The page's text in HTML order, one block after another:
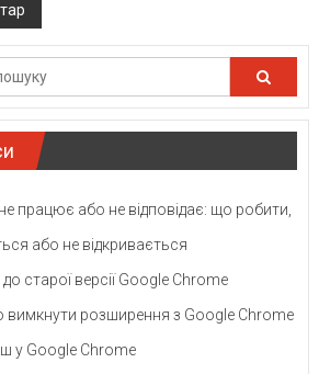
працює або не відповідає: що робити,
або не відкривається
старої версії Google Chrome
вимкнути розширення з Google Chrome
у Google Chrome